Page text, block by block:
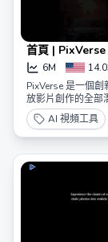
首頁 | PixVerse
6M
PixVerse 是一個
放影片創作的全部
AI 視頻工具